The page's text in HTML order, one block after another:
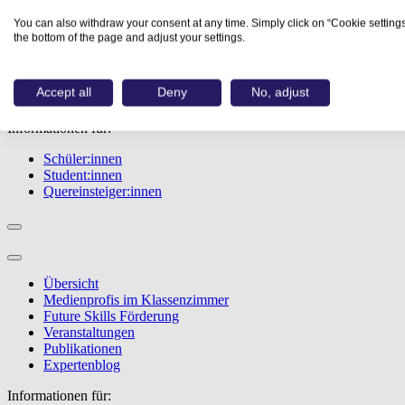
Übersicht
Berufe
Studiengänge
Berufstest
Bewerbungstipps
Informationen für:
Schüler:innen
Student:innen
Quereinsteiger:innen
Übersicht
Medienprofis im Klassenzimmer
Future Skills Förderung
Veranstaltungen
Publikationen
Expertenblog
Informationen für:
You can also withdraw your consent at any time. Simply click on “Cookie
the bottom of the page and adjust your settings.
Accept all Deny No, adjust